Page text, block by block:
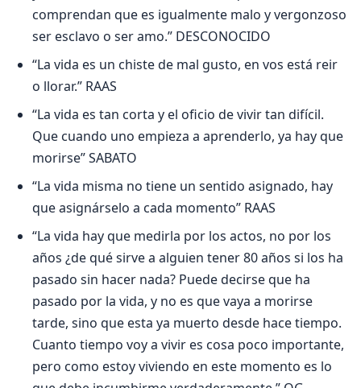
comprendan que es igualmente malo y vergonzoso
ser esclavo o ser amo.” DESCONOCIDO
“La vida es un chiste de mal gusto, en vos está reir
o llorar.” RAAS
“La vida es tan corta y el oficio de vivir tan difícil.
Que cuando uno empieza a aprenderlo, ya hay que
morirse” SABATO
“La vida misma no tiene un sentido asignado, hay
que asignárselo a cada momento” RAAS
“La vida hay que medirla por los actos, no por los
años ¿de qué sirve a alguien tener 80 años si los ha
pasado sin hacer nada? Puede decirse que ha
pasado por la vida, y no es que vaya a morirse
tarde, sino que esta ya muerto desde hace tiempo.
Cuanto tiempo voy a vivir es cosa poco importante,
pero como estoy viviendo en este momento es lo